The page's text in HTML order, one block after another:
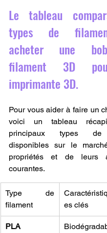
Le tableau
types de
acheter une
filament 3D
imprimante 3D.
Pour vous aider à faire un
voici un tableau
principaux types de
disponibles sur le
propriétés et de leurs
courantes.
Type de
filament
es clés
PLA